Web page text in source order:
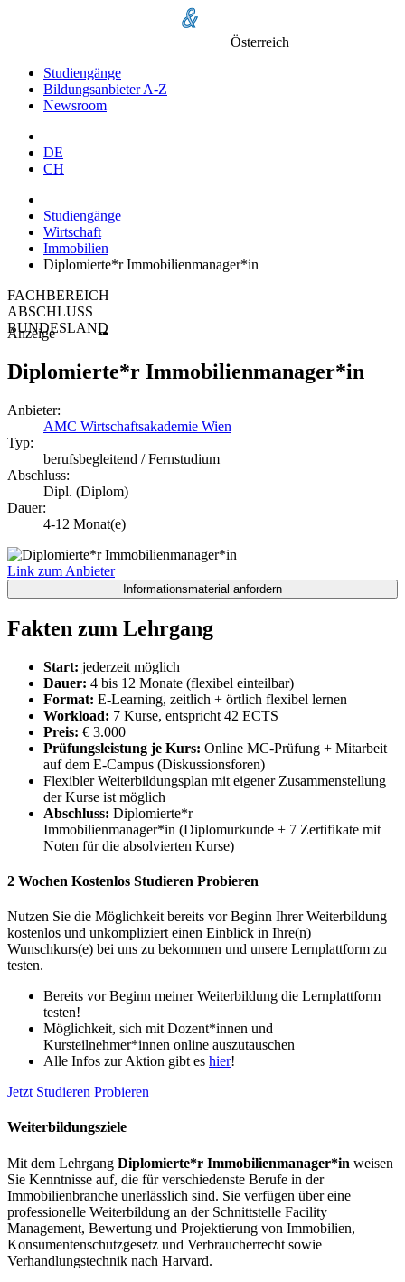
Österreich
Studiengänge
Bildungsanbieter A-Z
Newsroom
DE
CH
Studiengänge
Wirtschaft
Immobilien
Diplomierte*r Immobilienmanager*in
FACHBEREICH
ABSCHLUSS
BUNDESLAND
Anzeige
Diplomierte*r Immobilienmanager*in
Anbieter:
AMC Wirtschaftsakademie Wien
Typ:
berufsbegleitend / Fernstudium
Abschluss:
Dipl. (Diplom)
Dauer:
4-12 Monat(e)
Link zum Anbieter
Fakten zum Lehrgang
Start: jederzeit möglich
Dauer: 4 bis 12 Monate (flexibel einteilbar)
Format: E-Learning, zeitlich + örtlich flexibel lernen
Workload: 7 Kurse, entspricht 42 ECTS
Preis: € 3.000
Prüfungsleistung je Kurs: Online MC-Prüfung + Mitarbeit
auf dem E-Campus (Diskussionsforen)
Flexibler Weiterbildungsplan mit eigener Zusammenstellung
der Kurse ist möglich
Abschluss: Diplomierte*r
Immobilienmanager*in (Diplomurkunde + 7 Zertifikate mit
Noten für die absolvierten Kurse)
2 Wochen Kostenlos Studieren Probieren
Nutzen Sie die Möglichkeit bereits vor Beginn Ihrer Weiterbildung
kostenlos und unkompliziert einen Einblick in Ihre(n)
Wunschkurs(e) bei uns zu bekommen und unsere Lernplattform zu
testen.
Bereits vor Beginn meiner Weiterbildung die Lernplattform
testen!
Möglichkeit, sich mit Dozent*innen und
Kursteilnehmer*innen online auszutauschen
Alle Infos zur Aktion gibt es hier!
Jetzt Studieren Probieren
Weiterbildungsziele
Mit dem Lehrgang Diplomierte*r Immobilienmanager*in weisen
Sie Kenntnisse auf, die für verschiedenste Berufe in der
Immobilienbranche unerlässlich sind. Sie verfügen über eine
professionelle Weiterbildung an der Schnittstelle Facility
Management, Bewertung und Projektierung von Immobilien,
Konsumentenschutzgesetz und Verbraucherrecht sowie
Verhandlungstechnik nach Harvard.